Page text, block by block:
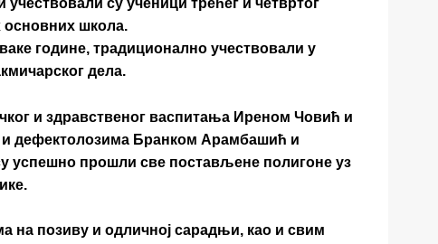
учествовали су ученици трећег и четвртог
основних школа.
године, традиционално учествовали у
дела.
и здравственог васпитања Иреном Човић и
и дефектолозима Бранком Арамбашић и
успешно прошли све постављене полигоне уз
на позиву и одличној сарадњи, као и свим